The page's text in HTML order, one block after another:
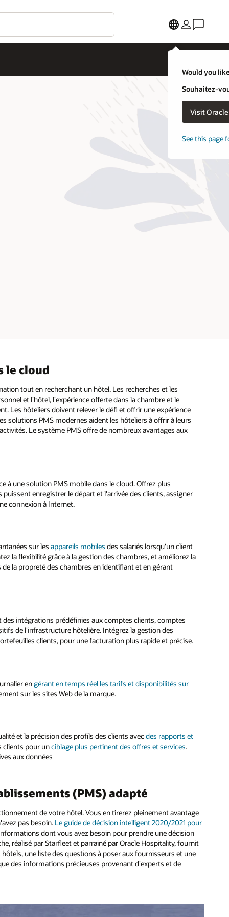
Would you
Souhaitez-
Visit
See this page
le cloud
tout en recherchant un hôtel. Les recherches et les
et l'hôtel, l'expérience offerte dans la chambre et le
Les hôteliers doivent relever le défi et offrir une expérience
solutions PMS modernes aident les hôteliers à offrir à leurs
Le système PMS offre de nombreux avantages aux
à une solution PMS mobile dans le cloud. Offrez plus
enregistrer le départ et l'arrivée des clients, assigner
connexion à Internet.
sur lesappareils mobiles des salariés lorsqu'un client
la flexibilité grâce à la gestion des chambres, et améliorez la
la propreté des chambres en identifiant et en gérant
intégrations prédéfinies aux comptes clients, comptes
de l'infrastructure hôtelière. Intégrez la gestion des
clients, pour une facturation plus rapide et précise.
engérant en temps réel les tarifs et disponibilités sur
sur les sites Web de la marque.
et la précision des profils des clients avecdes rapports et
clients pour unciblage plus pertinent des offres et services.
aux données
(PMS) adapté
de votre hôtel. Vous en tirerez pleinement avantage
pas besoin. Le guide de décision intelligent 2020/2021 pour
dont vous avez besoin pour prendre une décision
réalisé par Starfleet et parrainé par Oracle Hospitality, fournit
une liste des questions à poser aux fournisseurs et une
des informations précieuses provenant d'experts et de